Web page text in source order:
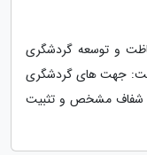
و توسعه گردشگری
گفت: جهت های گردشگری
شفاف مشخص و تثبیت